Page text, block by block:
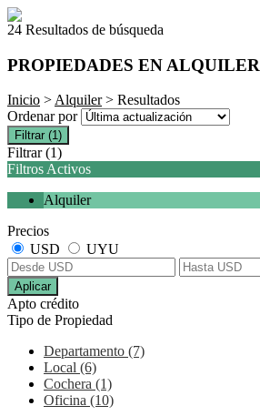
24 Resultados de búsqueda
PROPIEDADES EN ALQUILER
Inicio >Alquiler> Resultados
Ordenar por
Filtrar (1)
Filtrar (1)
Filtros Activos
Alquiler
Precios
USD
UYU
Aplicar
Apto crédito
Tipo de Propiedad
Departamento (7)
Local (6)
Cochera (1)
Oficina (10)